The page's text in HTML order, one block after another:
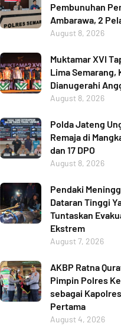
Pembunuhan
Ambarawa, 2
August 8, 2026
Muktamar XVI
Lima Semarang,
Dianugerahi
August 8, 2026
Polda Jateng
Remaja di
dan 17 DPO
August 8, 2026
Pendaki
Dataran Tinggi
Tuntaskan
Ekstrem
August 7, 2026
AKBP Ratna
Pimpin Polres
sebagai
Pertama
August 4, 2026